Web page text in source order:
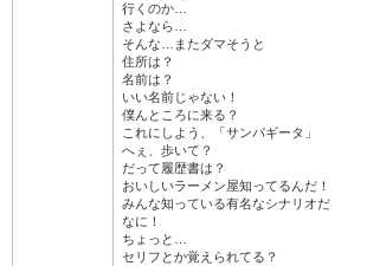
行くのか…
さよなら…
そんな…またダマそうと
住所は？
名前は？
いい名前じゃない！
僕んところに来る？
これにしよう、「サンパギータ」
へぇ、歩いて？
だって履歴書は？
おいしいラーメン屋知ってるんだ！
みんな知っている有名なシナリオだ
なに！
ちょっと…
セリフとか覚えられてる？